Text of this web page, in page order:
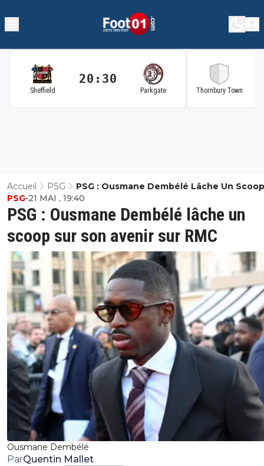
Sheffield
20:30
Parkgate Thornbury Town
Accueil PSG
PSG : Ousmane Dembélé Lâche Un
Son Avenir Sur RMC
Ousmane Dembélé
PSG : Ousmane Dembélé lâche un
scoop sur son avenir sur RMC
PSG•21 MAI , 19:40
ParQuentin Mallet